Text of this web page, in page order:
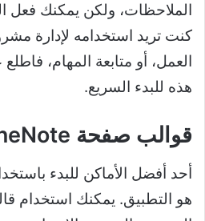
الملاحظات، ولكن يمكنك فعل
كنت تريد استخدامه لإدارة
هذه للبدء السريع.
قوالب صفحة OneNote المضمنة
هو التطبيق. يمكنك استخدام